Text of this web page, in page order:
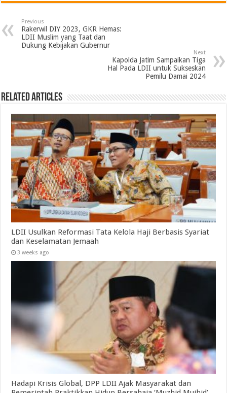
Previous
Rakerwil DIY 2023, GKR Hemas:
LDII Muslim yang Taat dan
Dukung Kebijakan Gubernur
Next
Kapolda Jatim Sampaikan Tiga
Hal Pada LDII untuk Sukseskan
Pemilu Damai 2024
Related Articles
LDII Usulkan Reformasi Tata Kelola Haji Berbasis Syariat
dan Keselamatan Jemaah
3 weeks ago
Hadapi Krisis Global, DPP LDII Ajak Masyarakat dan